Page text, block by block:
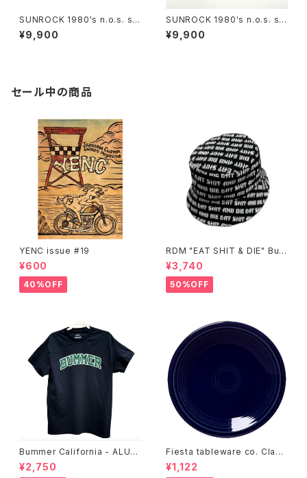
SUNROCK 1980's n.o.s. su
nglasses- Pink/Black fram
e x green lens
¥9,900
SUNROCK 1980's n.o.s. su
nglasses-Yellow/Black fra
me x grey lens
¥9,900
セール中の商品
YENC issue #19
¥600
40%OFF
RDM "EAT SHIT & DIE" Buc
ket Hat
¥3,740
50%OFF
Bummer California - ALUM
T-SHIRT,black
¥2,750
Fiesta tableware co. Class
ic Rim 7-1/4 Inch Salad Pla
te
¥1,122